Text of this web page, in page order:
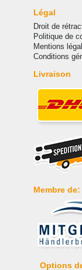
Légal
Droit de
Politique de
Mentions
Conditions
Livraison
Membre de:
Options